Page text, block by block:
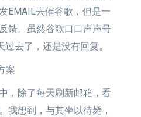
EMAIL去催谷歌，但是一
馈。虽然谷歌口口声声号
去了，还是没有回复。
案
，除了每天刷新邮箱，看
我想到，与其坐以待毙，